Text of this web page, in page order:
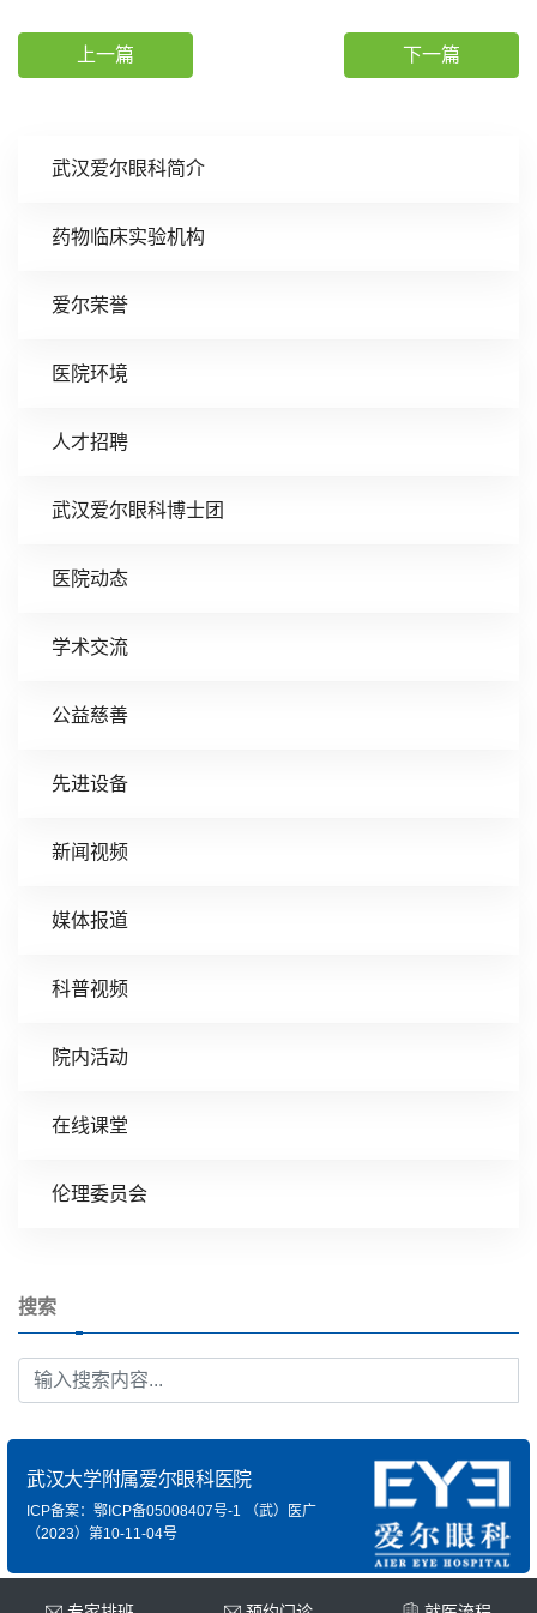
武汉爱尔眼科简介
药物临床实验机构
爱尔荣誉
医院环境
人才招聘
武汉爱尔眼科博士团
医院动态
学术交流
公益慈善
先进设备
新闻视频
媒体报道
科普视频
院内活动
在线课堂
伦理委员会
搜索
上一篇 下一篇
武汉大学附属爱尔眼科医院
ICP备案：鄂ICP备05008407号-1 （武）医广
（2023）第10-11-04号